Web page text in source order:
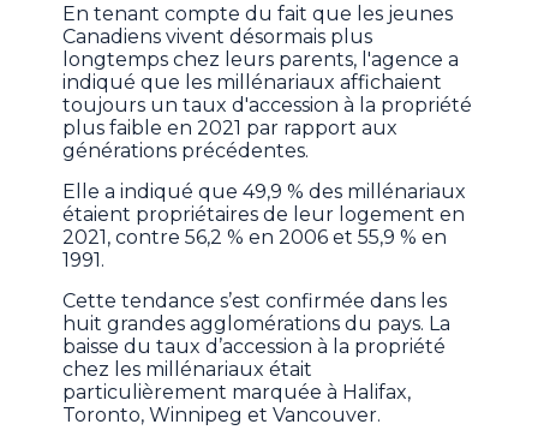
En tenant compte du fait que les jeunes
Canadiens vivent désormais plus
longtemps chez leurs parents, l'agence a
indiqué que les millénariaux affichaient
toujours un taux d'accession à la propriété
plus faible en 2021 par rapport aux
générations précédentes.
Elle a indiqué que 49,9 % des millénariaux
étaient propriétaires de leur logement en
2021, contre 56,2 % en 2006 et 55,9 % en
1991.
Cette tendance s’est confirmée dans les
huit grandes agglomérations du pays. La
baisse du taux d’accession à la propriété
chez les millénariaux était
particulièrement marquée à Halifax,
Toronto, Winnipeg et Vancouver.